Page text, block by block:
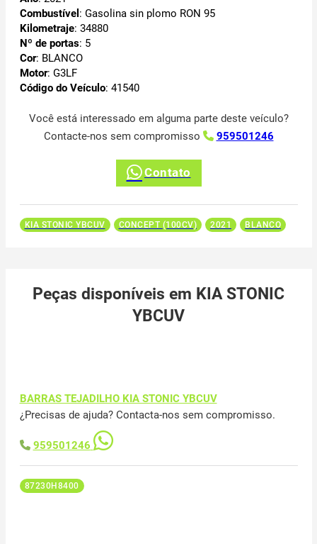
Combustível : Gasolina sin plomo RON 95
Kilometraje: 34880
Nº de portas: 5
Cor: BLANCO
Motor: G3LF
Código do Veículo: 41540
Você está interessado em alguma parte deste veículo?
Contacte-nos sem compromisso
959501246
Contato
KIA STONIC YBCUV CONCEPT (100CV) 2021 BLANCO
Peças disponíveis em KIA STONIC
YBCUV
BARRAS TEJADILHO KIA STONIC YBCUV
¿Precisas de ajuda? Contacta-nos sem compromisso.
959501246
87230H8400